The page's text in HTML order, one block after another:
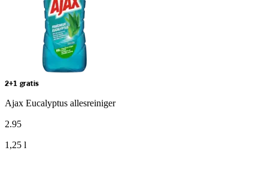
2+1 gratis
Ajax Eucalyptus allesreiniger
2.95
1,25 l